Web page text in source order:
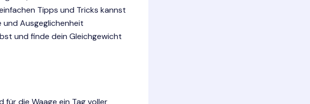
Tipps und Tricks kannst
und Ausgeglichenheit
und finde dein Gleichgewicht
die Waage ein Tag voller